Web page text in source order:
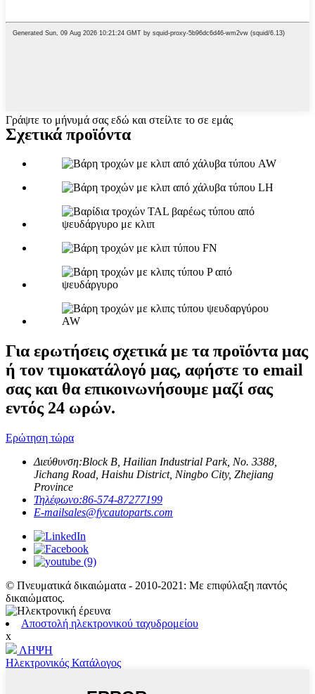
Γράψτε το μήνυμά σας εδώ και στείλτε το σε εμάς
Σχετικά προϊόντα
Για ερωτήσεις σχετικά με τα προϊόντα μας
ή τον τιμοκατάλογό μας, αφήστε το email
σας και θα επικοινωνήσουμε μαζί σας
εντός 24 ωρών.
Ερώτηση τώρα
Διεύθυνση:Block B, Hailian Industrial Park, No. 3388,
Jichang Road, Haishu District, Ningbo City, Zhejiang
Province
Τηλέφωνο:86-574-87277199
E-mailsales@fycautoparts.com
© Πνευματικά δικαιώματα - 2010-2021: Με επιφύλαξη παντός
δικαιώματος.
Αποστολή ηλεκτρονικού ταχυδρομείου
x
ΛΗΨΗ
Ηλεκτρονικός Κατάλογος